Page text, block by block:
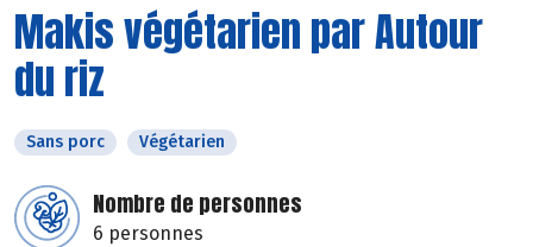
Makis végétarien par Autour
du riz
Sans porc Végétarien
Nombre de personnes
6 personnes